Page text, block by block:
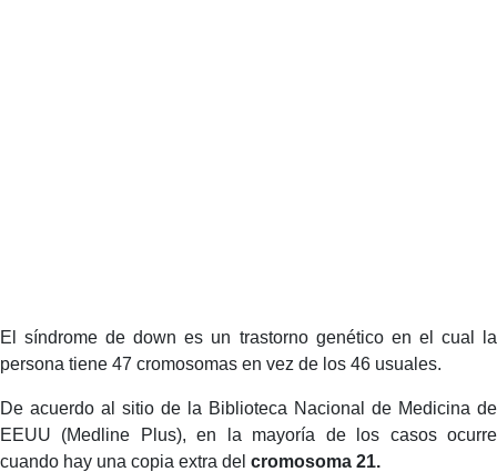
El síndrome de down es un trastorno genético en el cual la
persona tiene 47 cromosomas en vez de los 46 usuales.
De acuerdo al sitio de la Biblioteca Nacional de Medicina de
EEUU (Medline Plus), en la mayoría de los casos ocurre
cuando hay una copia extra del cromosoma 21.